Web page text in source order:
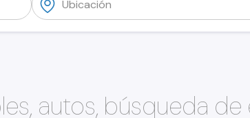
autos, búsqueda